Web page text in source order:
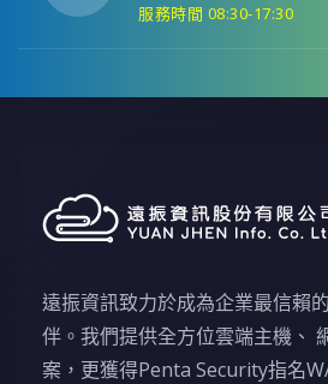
服務時間 08:30-17:30
遠振資訊致力於成為企業最信賴
伴。我們提供全方位雲端主機、
案，更獲得Penta Security指名